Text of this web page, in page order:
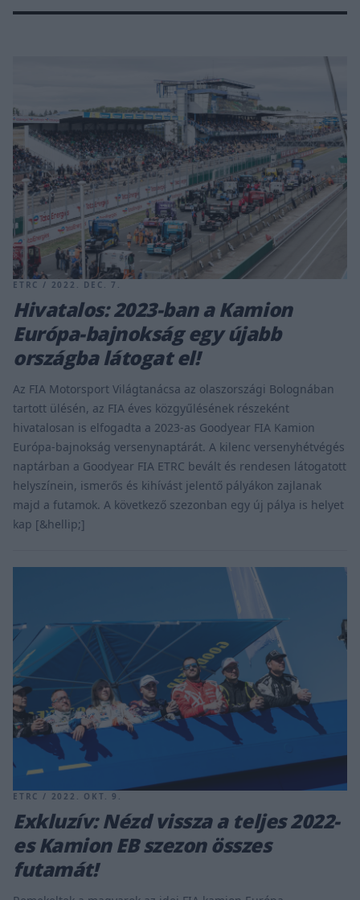
ETRC / 2022. DEC. 7.
Hivatalos: 2023-ban a Kamion
Európa-bajnokság egy újabb
országba látogat el!
Az FIA Motorsport Világtanácsa az olaszországi Bolognában
tartott ülésén, az FIA éves közgyűlésének részeként
hivatalosan is elfogadta a 2023-as Goodyear FIA Kamion
Európa-bajnokság versenynaptárát. A kilenc versenyhétvégés
naptárban a Goodyear FIA ETRC bevált és rendesen látogatott
helyszínein, ismerős és kihívást jelentő pályákon zajlanak
majd a futamok. A következő szezonban egy új pálya is helyet
kap [&hellip;]
ETRC / 2022. OKT. 9.
Exkluzív: Nézd vissza a teljes 2022-
es Kamion EB szezon összes
futamát!